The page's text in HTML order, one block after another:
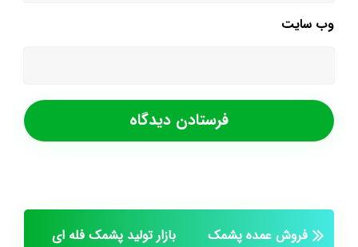
وب‌ سایت
فروش عمده پشمک
بازار تولید پشمک فله ای